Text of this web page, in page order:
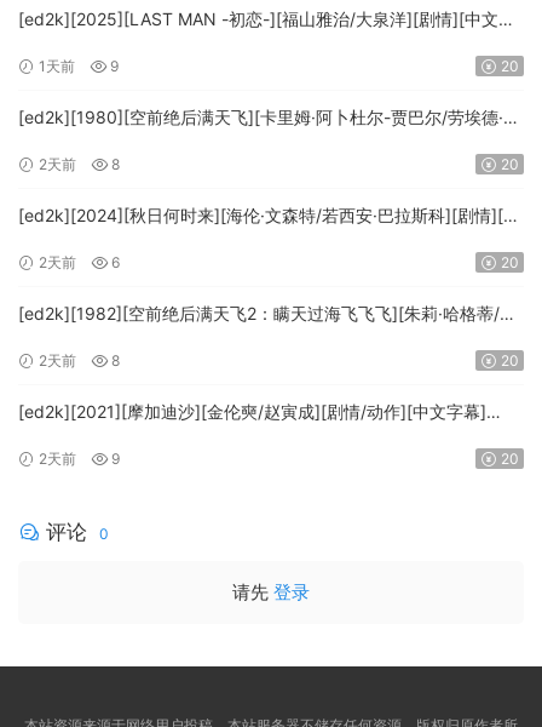
[ed2k][2025][LAST MAN -初恋-][福山雅治/大泉洋][剧情][中文字
1天前 9 20
[ed2k][1980][空前绝后满天飞][卡里姆·阿卜杜尔-贾巴尔/劳埃德·布
HD.MA5.1.x265.10bit-BeiTai]
2天前 8 20
[ed2k][2024][秋日何时来][海伦·文森特/若西安·巴拉斯科][剧情][中
FRDS]
2天前 6 20
[ed2k][1982][空前绝后满天飞2：瞒天过海飞飞飞][朱莉·哈格蒂/罗
[1080p.BluRay.x264.DTS-WiKi]
2天前 8 20
[ed2k][2021][摩加迪沙][金伦奭/赵寅成][剧情/动作][中文字幕]
2天前 9 20
评论 0
请先 登录